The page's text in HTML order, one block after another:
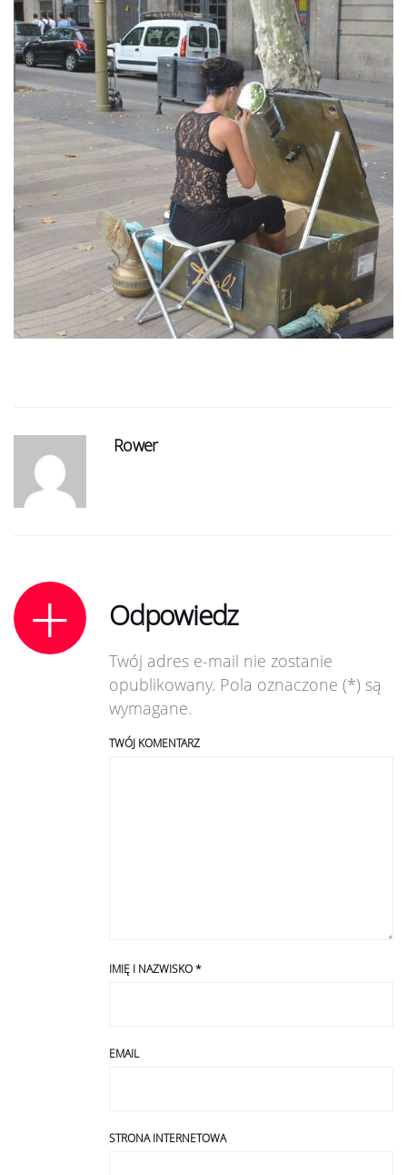
Rower
Odpowiedz
Twój adres e-mail nie zostanie
opublikowany. Pola oznaczone (*) są
wymagane.
TWÓJ KOMENTARZ
IMIĘ I NAZWISKO*
EMAIL
STRONA INTERNETOWA